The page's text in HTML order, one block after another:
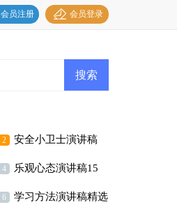
会员登录
会员注册
2 安全小卫士演讲稿
4 乐观心态演讲稿15
篇
6 学习方法演讲稿精选